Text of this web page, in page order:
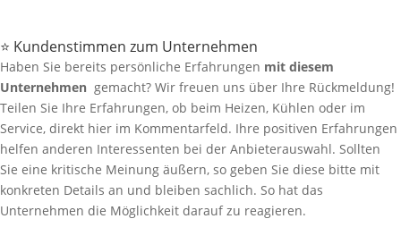
⭐ Kundenstimmen zum Unternehmen
Haben Sie bereits persönliche Erfahrungen mit diesem
Unternehmen gemacht? Wir freuen uns über Ihre Rückmeldung!
Teilen Sie Ihre Erfahrungen, ob beim Heizen, Kühlen oder im
Service, direkt hier im Kommentarfeld. Ihre positiven Erfahrungen
helfen anderen Interessenten bei der Anbieterauswahl. Sollten
Sie eine kritische Meinung äußern, so geben Sie diese bitte mit
konkreten Details an und bleiben sachlich. So hat das
Unternehmen die Möglichkeit darauf zu reagieren.